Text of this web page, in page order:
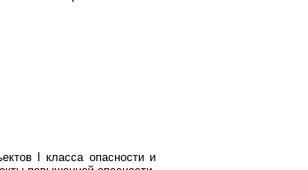
I класса опасности и